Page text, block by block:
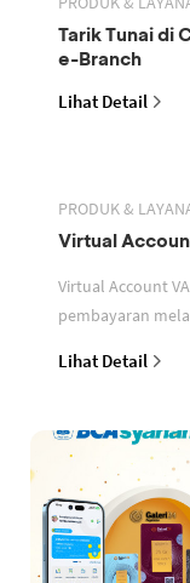
Tarik Tunai di
e-Branch
Lihat Detail
PRODUK &
Virtual
Virtual Account VA BCA Syariah adalah kemudahan proses
pembayaran melalui
setiap
Lihat Detail